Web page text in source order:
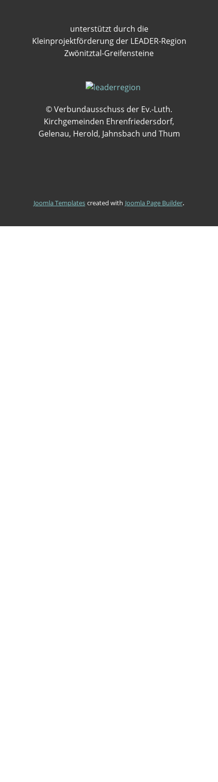
unterstützt durch die
Kleinprojektförderung der LEADER-Region
Zwönitztal-Greifensteine
© Verbundausschuss der Ev.-Luth.
Kirchgemeinden Ehrenfriedersdorf,
Gelenau, Herold, Jahnsbach und Thum
Joomla Templates created with Joomla Page Builder.